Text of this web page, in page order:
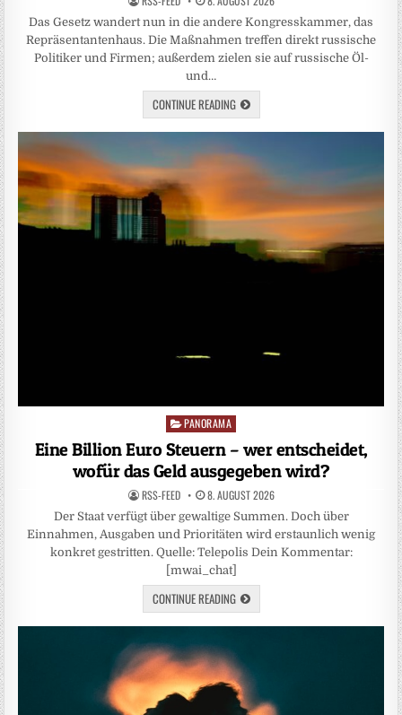
Das Gesetz wandert nun in die andere Kongresskammer, das
Repräsentantenhaus. Die Maßnahmen treffen direkt russische
Politiker und Firmen; außerdem zielen sie auf russische Öl-
und…
CONTINUE READING
Posted
in
PANORAMA
Eine Billion Euro Steuern – wer entscheidet,
wofür das Geld ausgegeben wird?
RSS-FEED 8. AUGUST 2026
Der Staat verfügt über gewaltige Summen. Doch über
Einnahmen, Ausgaben und Prioritäten wird erstaunlich wenig
konkret gestritten. Quelle: Telepolis Dein Kommentar:
[mwai_chat]
CONTINUE READING